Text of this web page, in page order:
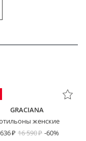
GRACIANA
женские
16 590 -60%